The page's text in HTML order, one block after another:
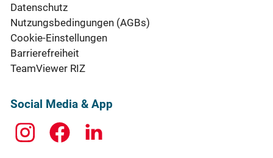
Datenschutz
Nutzungsbedingungen (AGBs)
Cookie-Einstellungen
Barrierefreiheit
TeamViewer RIZ
Social Media & App